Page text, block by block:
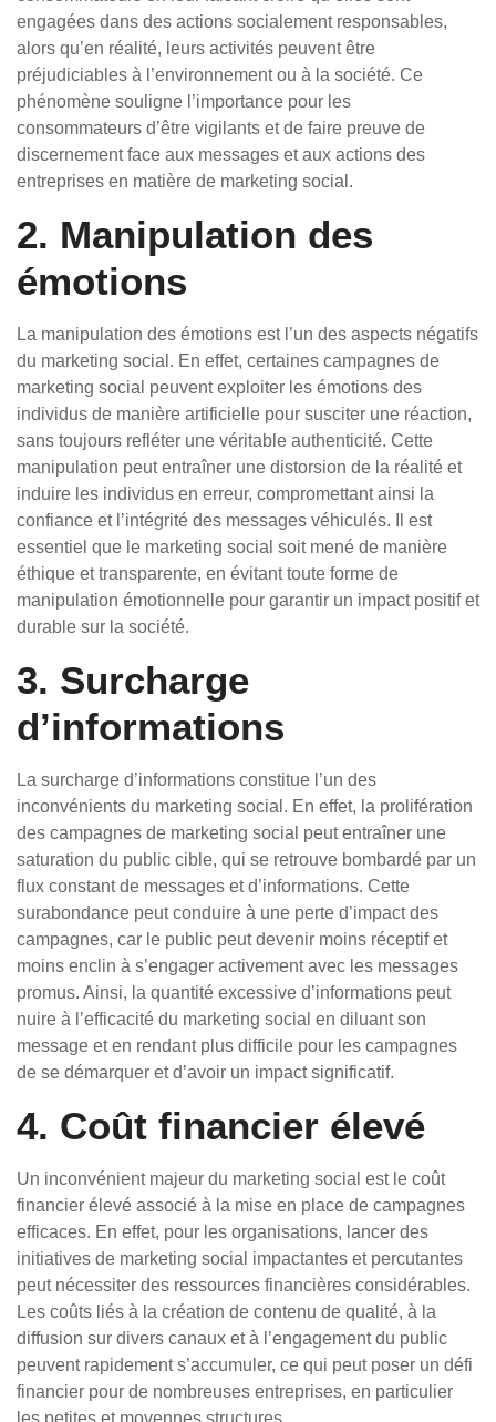
engagées dans des actions socialement responsables,
alors qu’en réalité, leurs activités peuvent être
préjudiciables à l’environnement ou à la société. Ce
phénomène souligne l’importance pour les
consommateurs d’être vigilants et de faire preuve de
discernement face aux messages et aux actions des
entreprises en matière de marketing social.
2. Manipulation des
émotions
La manipulation des émotions est l’un des aspects négatifs
du marketing social. En effet, certaines campagnes de
marketing social peuvent exploiter les émotions des
individus de manière artificielle pour susciter une réaction,
sans toujours refléter une véritable authenticité. Cette
manipulation peut entraîner une distorsion de la réalité et
induire les individus en erreur, compromettant ainsi la
confiance et l’intégrité des messages véhiculés. Il est
essentiel que le marketing social soit mené de manière
éthique et transparente, en évitant toute forme de
manipulation émotionnelle pour garantir un impact positif et
durable sur la société.
3. Surcharge
d’informations
La surcharge d’informations constitue l’un des
inconvénients du marketing social. En effet, la prolifération
des campagnes de marketing social peut entraîner une
saturation du public cible, qui se retrouve bombardé par un
flux constant de messages et d’informations. Cette
surabondance peut conduire à une perte d’impact des
campagnes, car le public peut devenir moins réceptif et
moins enclin à s’engager activement avec les messages
promus. Ainsi, la quantité excessive d’informations peut
nuire à l’efficacité du marketing social en diluant son
message et en rendant plus difficile pour les campagnes
de se démarquer et d’avoir un impact significatif.
4. Coût financier élevé
Un inconvénient majeur du marketing social est le coût
financier élevé associé à la mise en place de campagnes
efficaces. En effet, pour les organisations, lancer des
initiatives de marketing social impactantes et percutantes
peut nécessiter des ressources financières considérables.
Les coûts liés à la création de contenu de qualité, à la
diffusion sur divers canaux et à l’engagement du public
peuvent rapidement s’accumuler, ce qui peut poser un défi
financier pour de nombreuses entreprises, en particulier
les petites et moyennes structures.